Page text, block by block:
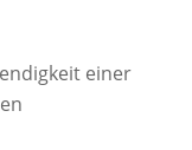
einer